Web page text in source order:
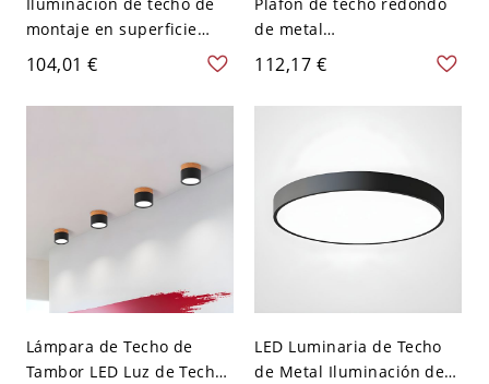
Iluminación de techo de
montaje en superficie
metálica dorada/negra
con pantalla acrílica -
Negro 110 A 120 V Tercer
104,01 €
Plafón de techo redondo
de metal
dorado/negro/blanco con
pantalla acrílica - Negro
110 A 120 V Tercer Gear
112,17 €
Lámpara de Techo de
Tambor LED Luz de Techo
LED Luminaria de Techo
de Metal Iluminación de